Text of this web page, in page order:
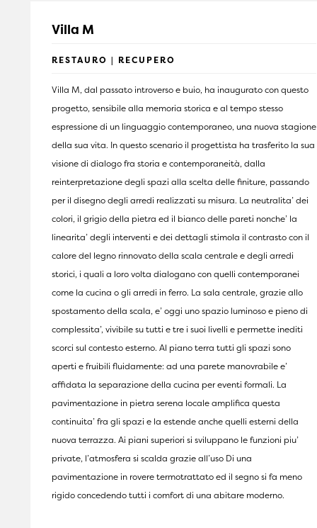
Villa M
RESTAURO | RECUPERO
Villa M, dal passato introverso e buio, ha inaugurato con questo
progetto, sensibile alla memoria storica e al tempo stesso
espressione di un linguaggio contemporaneo, una nuova stagione
della sua vita. In questo scenario il progettista ha trasferito la sua
visione di dialogo fra storia e contemporaneità, dalla
reinterpretazione degli spazi alla scelta delle finiture, passando
per il disegno degli arredi realizzati su misura. La neutralita’ dei
colori, il grigio della pietra ed il bianco delle pareti nonche’ la
linearita’ degli interventi e dei dettagli stimola il contrasto con il
calore del legno rinnovato della scala centrale e degli arredi
storici, i quali a loro volta dialogano con quelli contemporanei
come la cucina o gli arredi in ferro. La sala centrale, grazie allo
spostamento della scala, e’ oggi uno spazio luminoso e pieno di
complessita’, vivibile su tutti e tre i suoi livelli e permette inediti
scorci sul contesto esterno. Al piano terra tutti gli spazi sono
aperti e fruibili fluidamente: ad una parete manovrabile e’
affidata la separazione della cucina per eventi formali. La
pavimentazione in pietra serena locale amplifica questa
continuita’ fra gli spazi e la estende anche quelli esterni della
nuova terrazza. Ai piani superiori si sviluppano le funzioni piu’
private, l’atmosfera si scalda grazie all’uso Di una
pavimentazione in rovere termotrattato ed il segno si fa meno
rigido concedendo tutti i comfort di una abitare moderno.